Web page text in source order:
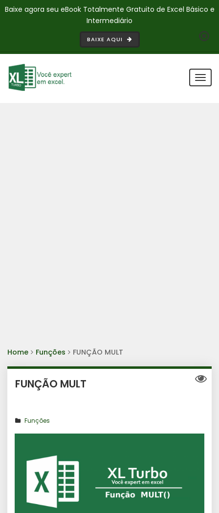
Baixe agora seu eBook Totalmente Gratuito de Excel Básico e
Intermediário
BAIXE AQUI
Home Funções FUNÇÃO MULT
FUNÇÃO MULT
Funções